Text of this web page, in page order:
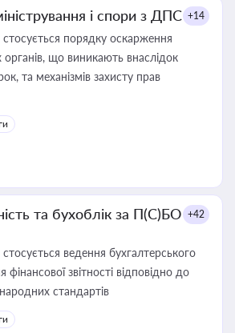
і спори з ДПС +14
стосується порядку оскарження
що виникають внаслідок
та механізмів захисту прав
та бухоблік за П(С)БО +42
ведення бухгалтерського
фінансової звітності відповідно до
стандартів